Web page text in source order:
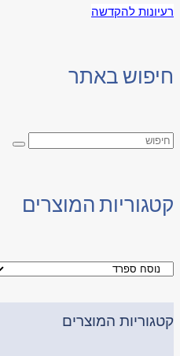
רעיונות להקדשה
חיפוש באתר
קטגוריות המוצרים
קטגוריות המוצרים